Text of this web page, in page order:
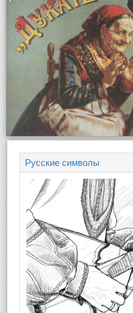
Русские символы